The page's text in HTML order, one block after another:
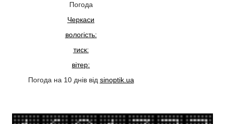
Погода
Черкаси
вологість:
тиск:
вітер:
Погода на 10 днів від sinoptik.ua